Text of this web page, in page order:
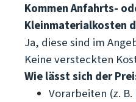
Kommen Anfahrts-
Kleinmaterialkosten
Ja, diese sind im
Keine versteckten
Wie lässt sich der
Vorarbeiten (z.